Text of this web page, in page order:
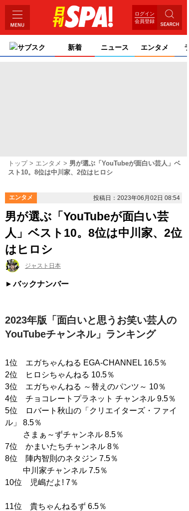
ログイン
会員登録
サブスク 新着 ニュース エンタメ
トップ エンタメ
男が選ぶ「YouTubeが面白い芸人」ベ
スト10。8位は中川家、2位はヒロシ
エンタメ 投稿日：2023年06月02日 08:54
男が選ぶ「YouTubeが面白い芸
人」ベスト10。8位は中川家、2位
はヒロシ
ジャスト日本
バックナンバー
2023年版「面白いと思うお笑い芸人の
YouTubeチャンネル」ランキング
1位 エガちゃんねる EGA-CHANNEL 16.5％
2位 ヒロシちゃんねる 10.5％
3位 エガちゃんねる ～替えのパンツ～ 10％
4位 チョコレートプラネット チャンネル 9.5％
5位 ロバート秋山の「クリエイターズ・ファイ
ル」 8.5％
さまぁ～ずチャンネル 8.5％
7位 かまいたちチャンネル 8％
8位 陣内智則のネタジン 7.5％
中川家チャンネル 7.5％
10位 児嶋だよ! 7％
11位 貴ちゃんねるず 6.5％